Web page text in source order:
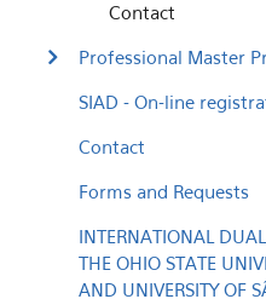
Contact
Professional Master
SIAD - On-line
Contact
Forms and Requests
INTERNATIONAL
THE OHIO STATE
AND UNIVERSITY OF